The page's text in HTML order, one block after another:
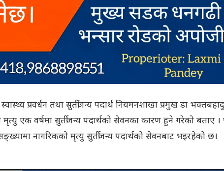
प्रवर्धन तथा सुर्तीजन्य पदार्थ नियमनशाखा प्रमुख डा
एक वर्षमा सुर्तीजन्य पदार्थको सेवनका कारण हुने गरेको बताए
नागरिकको मृत्यु सुर्तीजन्य पदार्थको सेवनबाट भइरहेको छ।